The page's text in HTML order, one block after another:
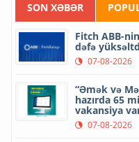
SON XƏBƏR
Fitch ABB-
dəfə
07-08-2026
“Əmək və
hazırda 65
vakansiya
07-08-2026